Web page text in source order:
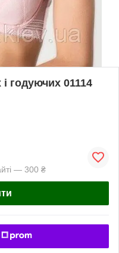
годуючих 01114
— 300 ₴